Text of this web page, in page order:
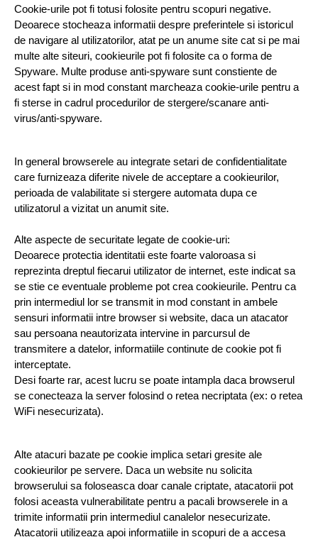
Cookie-urile pot fi totusi folosite pentru scopuri negative.
Deoarece stocheaza informatii despre preferintele si istoricul
de navigare al utilizatorilor, atat pe un anume site cat si pe mai
multe alte siteuri, cookieurile pot fi folosite ca o forma de
Spyware. Multe produse anti-spyware sunt constiente de
acest fapt si in mod constant marcheaza cookie-urile pentru a
fi sterse in cadrul procedurilor de stergere/scanare anti-
virus/anti-spyware.
In general browserele au integrate setari de confidentialitate
care furnizeaza diferite nivele de acceptare a cookieurilor,
perioada de valabilitate si stergere automata dupa ce
utilizatorul a vizitat un anumit site.
Alte aspecte de securitate legate de cookie-uri:
Deoarece protectia identitatii este foarte valoroasa si
reprezinta dreptul fiecarui utilizator de internet, este indicat sa
se stie ce eventuale probleme pot crea cookieurile. Pentru ca
prin intermediul lor se transmit in mod constant in ambele
sensuri informatii intre browser si website, daca un atacator
sau persoana neautorizata intervine in parcursul de
transmitere a datelor, informatiile continute de cookie pot fi
interceptate.
Desi foarte rar, acest lucru se poate intampla daca browserul
se conecteaza la server folosind o retea necriptata (ex: o retea
WiFi nesecurizata).
Alte atacuri bazate pe cookie implica setari gresite ale
cookieurilor pe servere. Daca un website nu solicita
browserului sa foloseasca doar canale criptate, atacatorii pot
folosi aceasta vulnerabilitate pentru a pacali browserele in a
trimite informatii prin intermediul canalelor nesecurizate.
Atacatorii utilizeaza apoi informatiile in scopuri de a accesa